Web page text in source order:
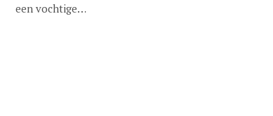
een vochtige…